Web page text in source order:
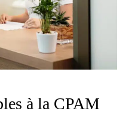
à la CPAM